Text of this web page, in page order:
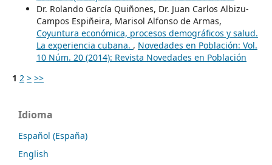
Dr. Rolando García Quiñones, Dr. Juan Carlos Albizu-
Campos Espiñeira, Marisol Alfonso de Armas,
Coyuntura económica, procesos demográficos y salud.
La experiencia cubana. , Novedades en Población: Vol.
10 Núm. 20 (2014): Revista Novedades en Población
1 2 > >>
Idioma
Español (España)
English